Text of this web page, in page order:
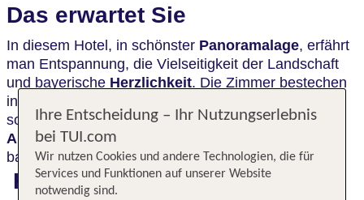
Das erwartet Sie
In diesem Hotel, in schönster Panoramalage, erfährt
man Entspannung, die Vielseitigkeit der Landschaft
und bayerische Herzlichkeit. Die Zimmer bestechen
in
sorgenSchwimmbadund Saunen,Spa-
Anwendungen, der Kinderbereich sowie leckere
bayerische & böhmische Küche.
Highlights
Ihre Entscheidung – Ihr Nutzungserlebnis
bei TUI.com
Wir nutzen Cookies und andere Technologien, die für
Services und Funktionen auf unserer Website
notwendig sind.